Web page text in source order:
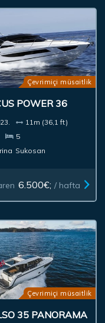
Çevrimiçi müsaitlik
POWER 36
11m (36,1 ft)
5
Sukosan
6.500€; / hafta
Çevrimiçi müsaitlik
35 PANORAMA